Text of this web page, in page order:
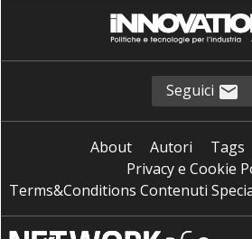
Seguici
About Autori Tags
Privacy e Cookie
Terms&Conditions Contenuti